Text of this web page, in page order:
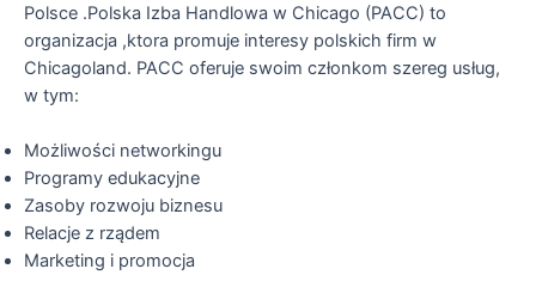
Polsce .Polska Izba Handlowa w Chicago (PACC) to
organizacja ,ktora promuje interesy polskich firm w
Chicagoland. PACC oferuje swoim członkom szereg usług,
w tym:
Możliwości networkingu
Programy edukacyjne
Zasoby rozwoju biznesu
Relacje z rządem
Marketing i promocja